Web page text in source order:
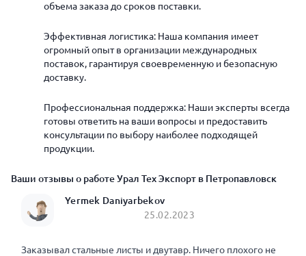
объема заказа до сроков поставки.
Эффективная логистика: Наша компания имеет
огромный опыт в организации международных
поставок, гарантируя своевременную и безопасную
доставку.
Профессиональная поддержка: Наши эксперты всегда
готовы ответить на ваши вопросы и предоставить
консультации по выбору наиболее подходящей
продукции.
Ваши отзывы о работе Урал Тех Экспорт в Петропавловск
Yermek Daniyarbekov
25.02.2023
Заказывал стальные листы и двутавр. Ничего плохого не